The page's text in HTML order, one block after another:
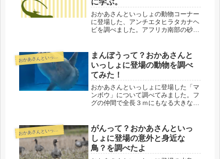
おかあさんといっしょの動物コーナー
に登場した、アンチエタヒラタカナヘ
ビを調べました。アフリカ南部の砂漠
そうです。博士の生きざまから得られ
る多くの学びをご紹介します。
おかあさんといっしょ動物コーナー
まんぼうって？おかあさんと
いっしょに登場の動物を調べ
てみた！
おかあさんといっしょに登場した「マ
ンボウ」について調べてみました。フ
グの仲間で全長３ｍにもなる大きな魚
寄生虫と共生することで、天敵から身
を守っているようです。
お かあさんといっしょ動物コーナー
がんって？おかあさんといっ
しょに登場の意外と身近な
鳥？を調べたよ